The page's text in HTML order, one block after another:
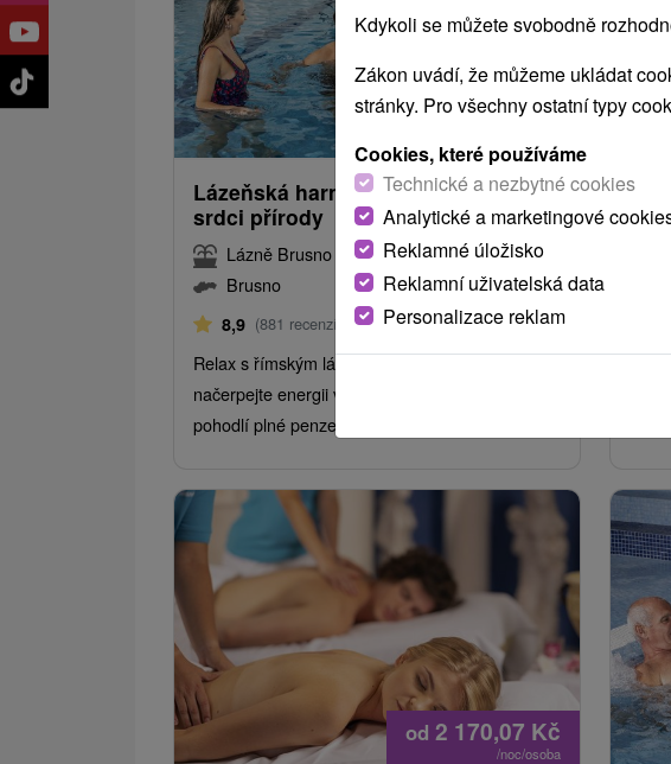
od1 920,63Kč
Lázeňská harmonie: Zdraví a relax v
srdci přírody
Lázně Brusno
Brusno
8,9 (881 recenzí) Od 4 NocíPlná Penze
Relax s římským lázeňským zážitkem –
načerpejte energii v Caracalla Spa a užijte si
pohodlí plné penze i každodenní proceduru.
se
do
od 2 170,07 Kč
/noc/osoba
Kdykoli se můžete svobodně
Zákon uvádí, že můžeme ukládat
stránky. Pro všechny ostatní typy
Cookies, které používáme
Technické a nezbytné cookies
Analytické a marketingové
Reklamné úložisko
Reklamní uživatelská data
Personalizace reklam